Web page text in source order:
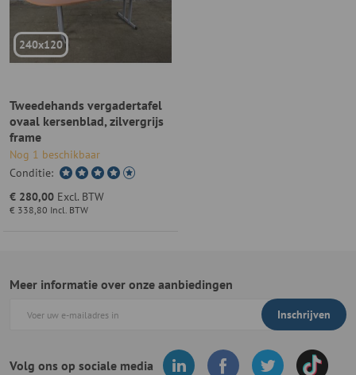
240x120
Tweedehands vergadertafel
ovaal kersenblad, zilvergrijs
frame
Nog 1 beschikbaar
Conditie:
€ 338,80 Incl. BTW
€ 280,00 Excl. BTW
Meer informatie over onze aanbiedingen
Inschrijven
Volg ons op sociale media